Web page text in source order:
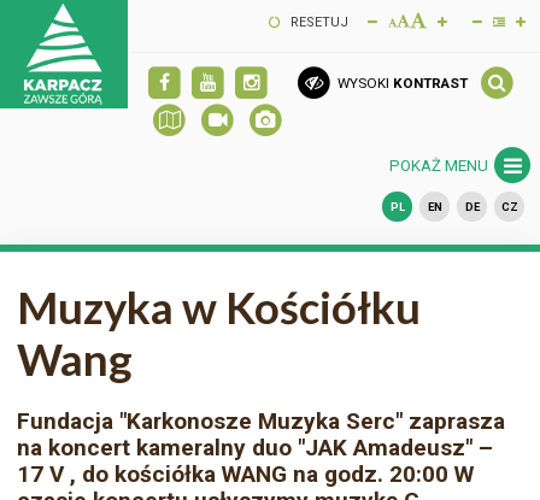
RESETUJ
WYSOKI KONTRAST
POKAŻ MENU
PL EN DE CZ
Muzyka w Kościółku
Wang
Fundacja "Karkonosze Muzyka Serc" zaprasza
na koncert kameralny duo "JAK Amadeusz" –
17 V , do kościółka WANG na godz. 20:00 W